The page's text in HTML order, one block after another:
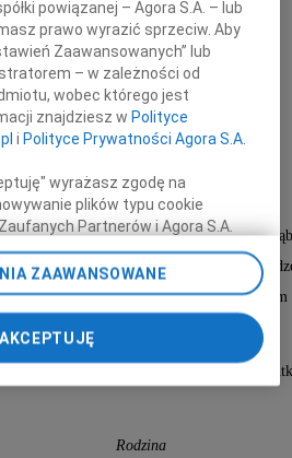
Irena Dziedzic
Nabożeństwo żałobne odbędzie się
28 maja 2026 roku o godzinie 12:00
św. Marka Ewangelisty w Łomiankach-
Żywicznej 2, po którym nastąpi
na Cmentarzu Komunalnym Północnym
czym zawiadamia pogrążona w głębokim
Rodzina
powiązanej – Agora S.A. – lub
prawo wyrazić sprzeciw. Aby
Zaawansowanych” lub
– w zależności od
wobec którego jest
znajdziesz w Polityce
i Polityce Prywatności Agora S.A.
wyrażasz zgodę na
plików typu cookie
Partnerów i Agora S.A.
Możesz też w każdej
dot. plików cookie,
do zarządzania Twoimi
danych poprzez
w stopce serwisu i
zaawansowane”.
i Agora S.A. możemy
ZAAWANSOWANE
AKCEPTUJĘ